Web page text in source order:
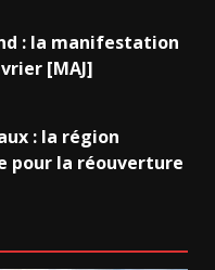
: la manifestation
[MAJ]
: la région
pour la réouverture